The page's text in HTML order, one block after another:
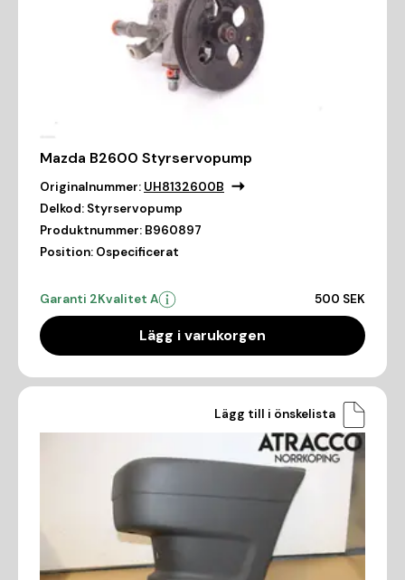
Mazda B2600 Styrservopump
Originalnummer: UH8132600B
Delkod: Styrservopump
Produktnummer: B960897
Position: Ospecificerat
Garanti 2Kvalitet A 500 SEK
Lägg i varukorgen
Lägg till i önskelista